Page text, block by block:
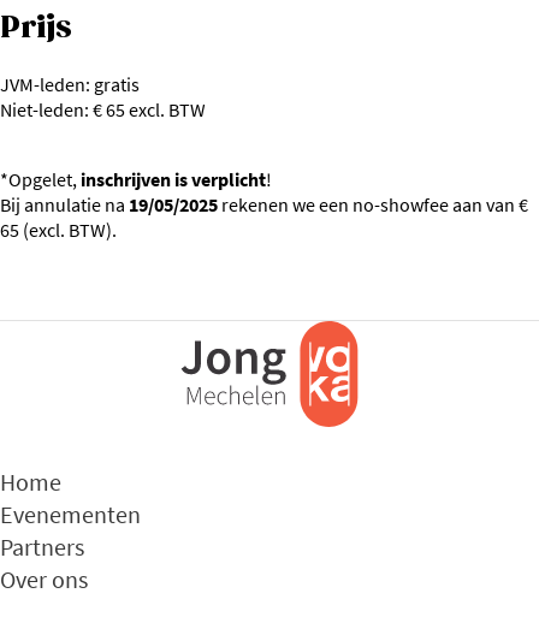
Prijs
JVM-leden: gratis
Niet-leden: € 65 excl. BTW
*Opgelet, inschrijven is verplicht!
Bij annulatie na 19/05/2025 rekenen we een no-showfee aan van €
65 (excl. BTW).
Home
Evenementen
Partners
Over ons